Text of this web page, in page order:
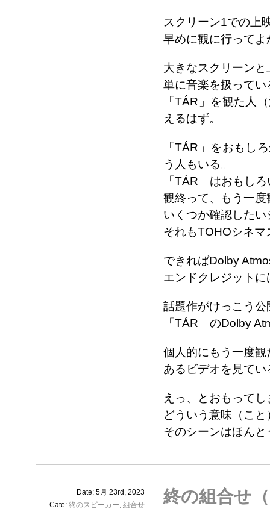
スクリーン1での上
早めに観に行って
大きなスクリーン
単に音楽を扱って
「TÁR」を観た人
えるはず。
「TÁR」をおもし
う人もいる。
「TÁR」はおもし
観終って、もう一
いくつか確認した
それもTOHOシネ
できればDolby
エンドクレジット
話題作がけっこう
「TÁR」のDolby
個人的にもう一度
あるビデオを見て
えっ、とおもってし
どういう意味（こ
そのシーンはほんと
Date: 5月 23rd, 2023
Cate: 終のスピーカー, 組合せ 終の組合せ